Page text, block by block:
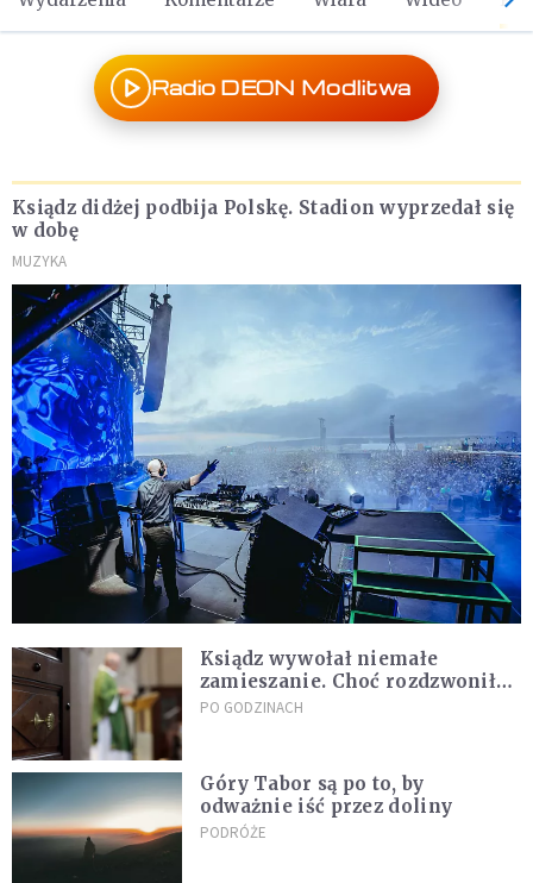
Radio DEON Modlitwa
Ksiądz didżej podbija Polskę. Stadion wyprzedał się
w dobę
MUZYKA
Ksiądz wywołał niemałe
zamieszanie. Choć rozdzwoniły
się telefony z całego kraju,
PO GODZINACH
Góry Tabor są po to, by
odważnie iść przez doliny
PODRÓŻE